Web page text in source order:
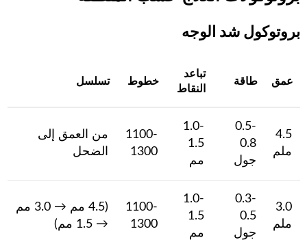
بروتوكول شد الوجه
عمق طاقة
تباعد
النقاط
خطوط تسلسل
4.5
ملم
0.5-
0.8
جول
1.0-
1.5
مم
1100-
1300
من العمق إلى
الضحل
3.0
ملم
0.3-
0.5
جول
1.0-
1.5
مم
1100-
1300
(4.5 مم → 3.0 مم
→ 1.5 مم)